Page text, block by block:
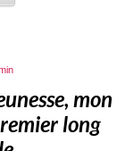
mon
long